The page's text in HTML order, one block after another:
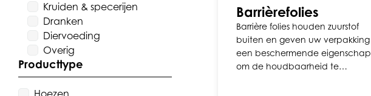
Kruiden & specerijen
Dranken
Diervoeding
Overig
Producttype
Hoezen
Barrièrefolies
Barrière folies houden zuurstof
buiten en geven uw verpakking
een beschermende eigenschap
om de houdbaarheid te…